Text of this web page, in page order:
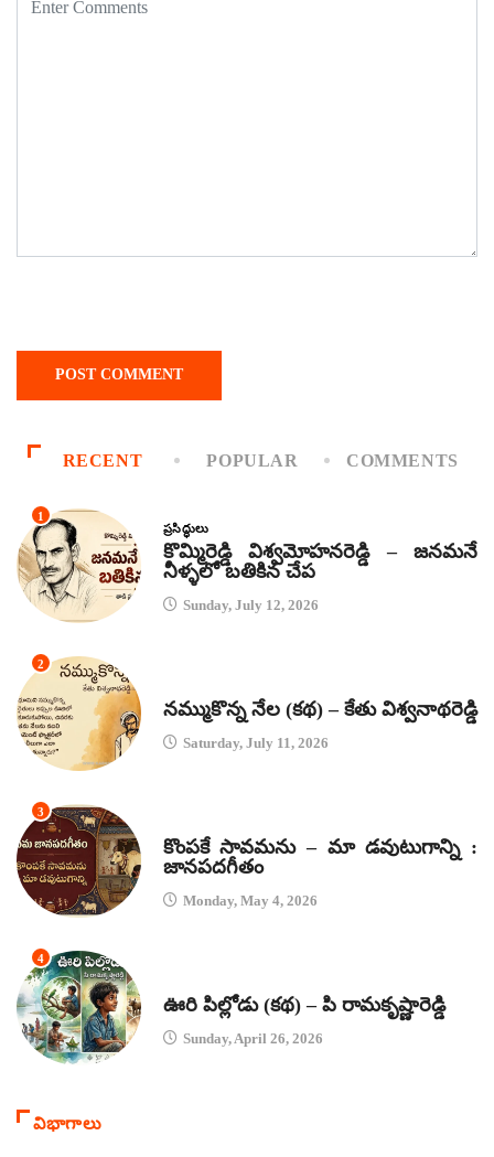
RECENT POPULAR COMMENTS
1
ప్రసిద్ధులు
కొమ్మిరెడ్డి విశ్వమోహనరెడ్డి – జనమనే
నీళ్ళలో బతికిన చేప
Sunday, July 12, 2026
2
నమ్ముకొన్న నేల (కథ) – కేతు విశ్వనాథరెడ్డి
Saturday, July 11, 2026
3
కొంపకే సావమను – మా డవుటుగాన్ని :
జానపదగీతం
Monday, May 4, 2026
4
ఊరి పిల్లోడు (కథ) – పి రామకృష్ణారెడ్డి
Sunday, April 26, 2026
విభాగాలు